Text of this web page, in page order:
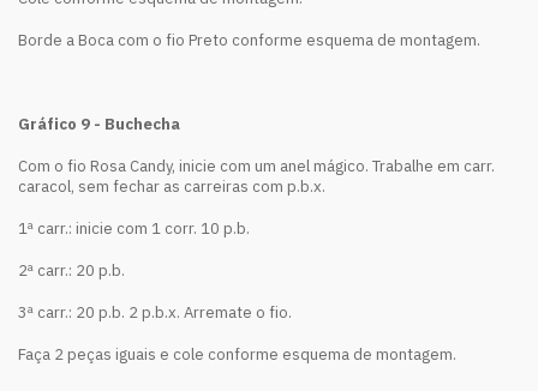
Borde a Boca com o fio Preto conforme esquema de montagem.
Gráfico 9 - Buchecha
Com o fio Rosa Candy, inicie com um anel mágico. Trabalhe em carr.
caracol, sem fechar as carreiras com p.b.x.
1ª carr.: inicie com 1 corr. 10 p.b.
2ª carr.: 20 p.b.
3ª carr.: 20 p.b. 2 p.b.x. Arremate o fio.
Faça 2 peças iguais e cole conforme esquema de montagem.